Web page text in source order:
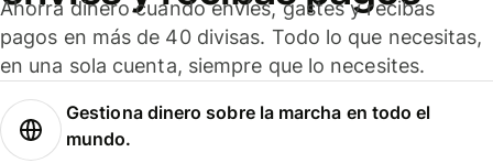
Ahorra dinero cuando envíes, gastes y recibas
pagos en más de 40 divisas. Todo lo que necesitas,
en una sola cuenta, siempre que lo necesites.
Gestiona dinero sobre la marcha en todo el
mundo.